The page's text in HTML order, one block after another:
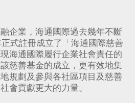
企業，海通國際過去幾年不斷
式註冊成立了「海通國際慈善
海通國際履行企業社會責任的
慈善基金的成立，更有效地集
規劃及參與各社區項目及慈善
會貢獻更大的力量。